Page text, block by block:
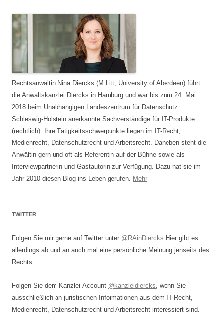
Rechtsanwältin Nina Diercks (M.Litt, University of Aberdeen) führt
die Anwaltskanzlei Diercks in Hamburg und war bis zum 24. Mai
2018 beim Unabhängigen Landeszentrum für Datenschutz
Schleswig-Holstein anerkannte Sachverständige für IT-Produkte
(rechtlich). Ihre Tätigkeitsschwerpunkte liegen im IT-Recht,
Medienrecht, Datenschutzrecht und Arbeitsrecht. Daneben steht die
Anwältin gern und oft als Referentin auf der Bühne sowie als
Interviewpartnerin und Gastautorin zur Verfügung. Dazu hat sie im
Jahr 2010 diesen Blog ins Leben gerufen. Mehr
TWITTER
Folgen Sie mir gerne auf Twitter unter @RAinDiercks Hier gibt es
allerdings ab und an auch mal eine persönliche Meinung jenseits des
Rechts.
Folgen Sie dem Kanzlei-Account @kanzleidiercks, wenn Sie
ausschließlich an juristischen Informationen aus dem IT-Recht,
Medienrecht, Datenschutzrecht und Arbeitsrecht interessiert sind.